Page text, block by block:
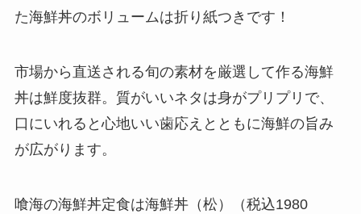
た海鮮丼のボリュームは折り紙つきです！
市場から直送される旬の素材を厳選して作る海鮮
丼は鮮度抜群。質がいいネタは身がプリプリで、
口にいれると心地いい歯応えとともに海鮮の旨み
が広がります。
喰海の海鮮丼定食は海鮮丼（松）（税込1980